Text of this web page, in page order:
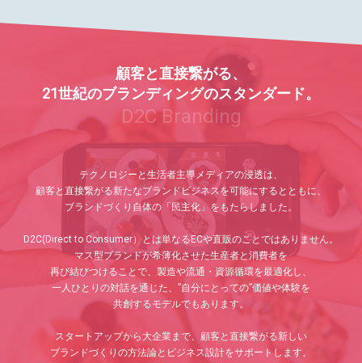
顧客と直接繋がる、
21世紀のブランディングのスタンダード。
D2C Branding
テクノロジーと生活者主導メディアの浸透は、
顧客と直接繋がる新たなブランドビジネスを可能にするとともに、
ブランドづくり自体の「民主化」をもたらしました。
D2C(Direct to Consumer）とは単なるECや直販のことではありません。
マス型ブランドが希薄化させた生産者と消費者を
再び結びつけることで、製造や流通・資源循環を最適化し、
一人ひとりの対話を通じた、”自分にとっての”価値や体験を
共創するモデルでもあります。
スタートアップから大企業まで、顧客と直接繋がる新しい
ブランドづくりの方法論とビジネス設計をサポートします。